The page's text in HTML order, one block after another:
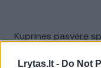
Lrytas.lt - Do Not
Kuprines pasvėrę